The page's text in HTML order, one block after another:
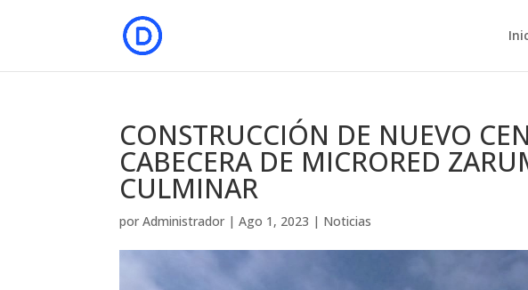
CONSTRUCCIÓN DE NUEVO
CABECERA DE MICRORED
CULMINAR
porAdministrador |Ago 1, 2023 | Noticias